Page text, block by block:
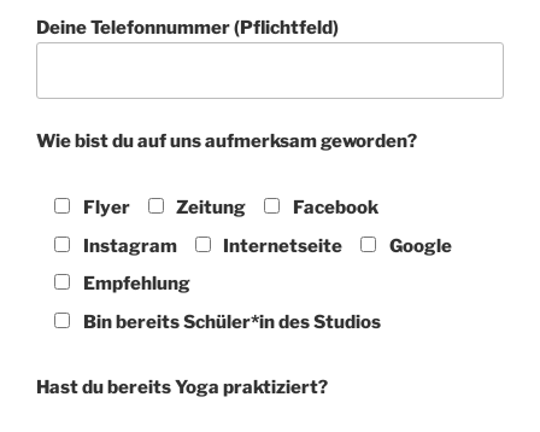
Deine Telefonnummer (Pflichtfeld)
Wie bist du auf uns aufmerksam geworden?
Flyer Zeitung
Facebook
Instagram
Internetseite
Google
Empfehlung
Bin bereits Schüler*in des Studios
Hast du bereits Yoga praktiziert?